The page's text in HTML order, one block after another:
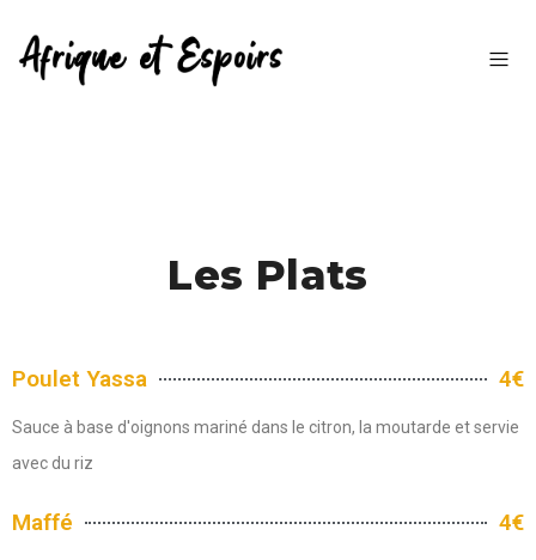
Les Plats
Poulet Yassa 4€
Sauce à base d'oignons mariné dans le citron, la moutarde et servie
avec du riz
Maffé 4€